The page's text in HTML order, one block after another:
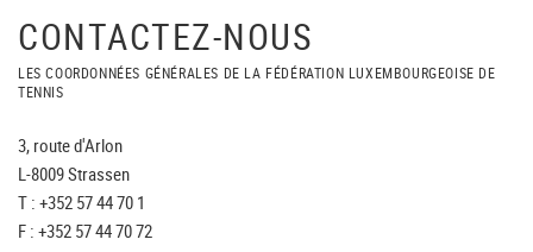
CONTACTEZ-NOUS
LES COORDONNÉES GÉNÉRALES DE LA FÉDÉRATION LUXEMBOURGEOISE DE
TENNIS
3, route d'Arlon
L-8009 Strassen
T : +352 57 44 70 1
F : +352 57 44 70 72